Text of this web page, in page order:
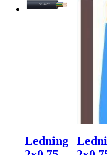
Ledning